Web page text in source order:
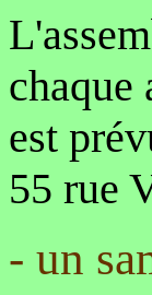
chaque
est
55 rue
- un